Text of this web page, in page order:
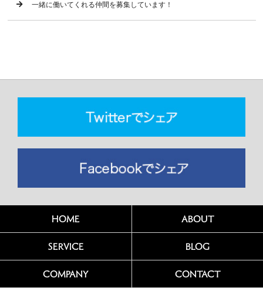
一緒に働いてくれる仲間を募集しています！
HOME ABOUT
SERVICE BLOG
COMPANY CONTACT